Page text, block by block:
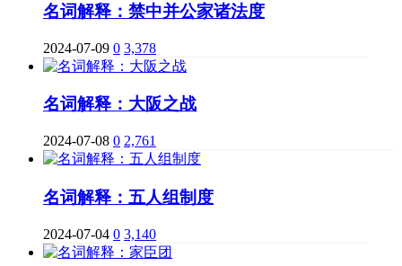
名词解释：禁中并公家诸法度
2024-07-09 0 3,378
名词解释：大阪之战
2024-07-08 0 2,761
名词解释：五人组制度
2024-07-04 0 3,140